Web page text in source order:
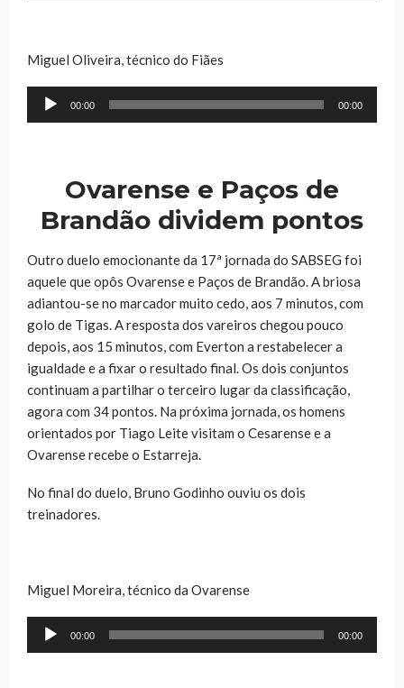
Miguel Oliveira, técnico do Fiães
Reprodutor
00:00 00:00
Ovarense e Paços de
Brandão dividem pontos
Outro duelo emocionante da 17ª jornada do SABSEG foi
aquele que opôs Ovarense e Paços de Brandão. A briosa
adiantou-se no marcador muito cedo, aos 7 minutos, com
golo de Tigas. A resposta dos vareiros chegou pouco
depois, aos 15 minutos, com Everton a restabelecer a
igualdade e a fixar o resultado final. Os dois conjuntos
continuam a partilhar o terceiro lugar da classificação,
agora com 34 pontos. Na próxima jornada, os homens
orientados por Tiago Leite visitam o Cesarense e a
Ovarense recebe o Estarreja.
No final do duelo, Bruno Godinho ouviu os dois
treinadores.
Miguel Moreira, técnico da Ovarense
Reprodutor
00:00 00:00